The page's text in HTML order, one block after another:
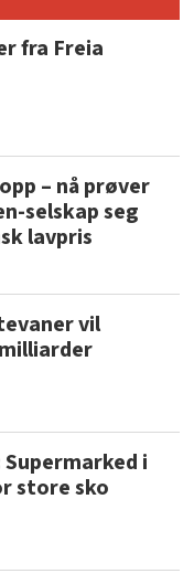
fra Freia
– nå prøver
selskap seg
lavpris
vil
i
store sko